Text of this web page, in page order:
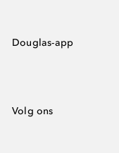
Douglas-app
Volg ons